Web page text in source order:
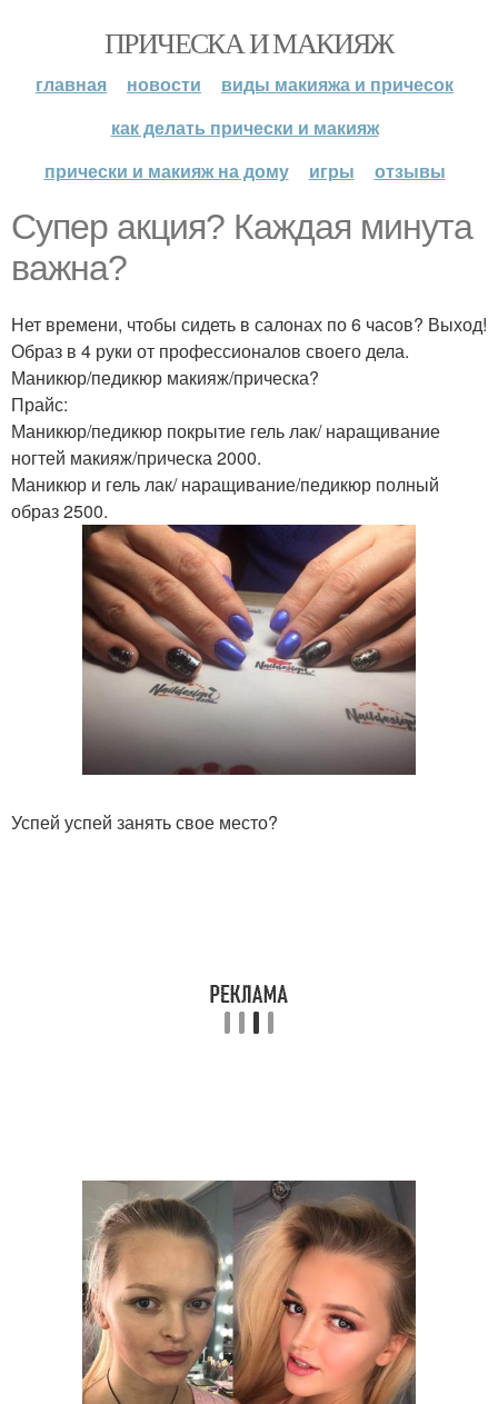
ПРИЧЕСКА И МАКИЯЖ
главная новости
виды макияжа и причесок
как делать прически и макияж
прически и макияж на дому
игры отзывы
Супер акция? Каждая минута
важна?
Нет времени, чтобы сидеть в салонах по 6 часов? Выход!
Образ в 4 руки от профессионалов своего дела.
Маникюр/педикюр макияж/прическа?
Прайс:
Маникюр/педикюр покрытие гель лак/ наращивание
ногтей макияж/прическа 2000.
Маникюр и гель лак/ наращивание/педикюр полный
образ 2500.
Успей успей занять свое место?